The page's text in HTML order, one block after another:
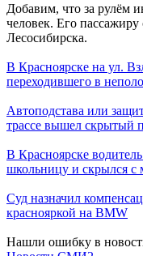
Добавим, что за рулём
человек. Его
Лесосибирска.
В Красноярске на ул.
переходившего в
Автоподстава или
трассе вышел скрытый
В Красноярске
школьницу и скрылся с
Суд назначил
краснояркой на BMW
Нашли ошибку в